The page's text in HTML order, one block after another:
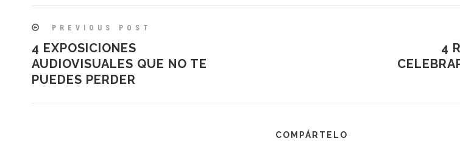
PREVIOUS POST
4 EXPOSICIONES
AUDIOVISUALES QUE NO TE
PUEDES PERDER
4
COMPÁRTELO